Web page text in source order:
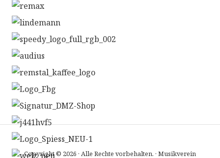
Copyright © 2026 · Alle Rechte vorbehalten. · Musikverein